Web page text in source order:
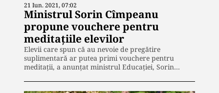
21 Iun. 2021, 07:02
Ministrul Sorin Cîmpeanu
propune vouchere pentru
meditațiile elevilor
Elevii care spun că au nevoie de pregătire
suplimentară ar putea primi vouchere pentru
meditaţii, a anunţat ministrul Educaţiei, Sorin…